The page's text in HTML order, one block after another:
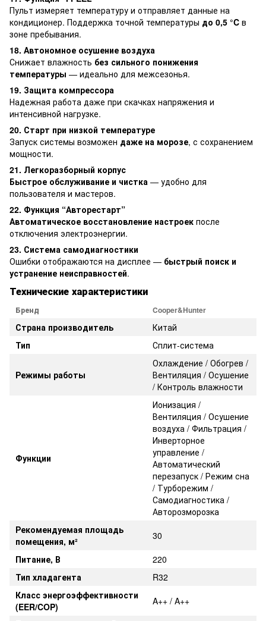
Пульт измеряет температуру и отправляет данные на
кондиционер. Поддержка точной температуры до 0,5 °C в
зоне пребывания.
18. Автономное осушение воздуха
Снижает влажность без сильного понижения
температуры — идеально для межсезонья.
19. Защита компрессора
Надежная работа даже при скачках напряжения и
интенсивной нагрузке.
20. Старт при низкой температуре
Запуск системы возможен даже на морозе, с сохранением
мощности.
21. Легкоразборный корпус
Быстрое обслуживание и чистка — удобно для
пользователя и мастеров.
22. Функция “Авторестарт”
Автоматическое восстановление настроек после
отключения электроэнергии.
23. Система самодиагностики
Ошибки отображаются на дисплее — быстрый поиск и
устранение неисправностей.
Технические характеристики
Бренд Cooper&Hunter
Страна производитель
Китай
Тип
Сплит-система
Режимы работы
Охлаждение / Обогрев /
Вентиляция / Осушение
/ Контроль влажности
Функции
Ионизация /
Вентиляция / Осушение
воздуха / Фильтрация /
Инверторное
управление /
Автоматический
перезапуск / Режим сна
/ Турборежим /
Самодиагностика /
Авторозморозка
Рекомендуемая площадь
помещения, м²
30
Питание, В
220
Тип хладагента
R32
Класс энергоэффективности
(EER/COP)
A++ / A++